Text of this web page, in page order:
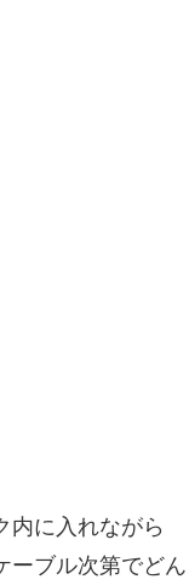
内に入れながら
ーブル次第でどん